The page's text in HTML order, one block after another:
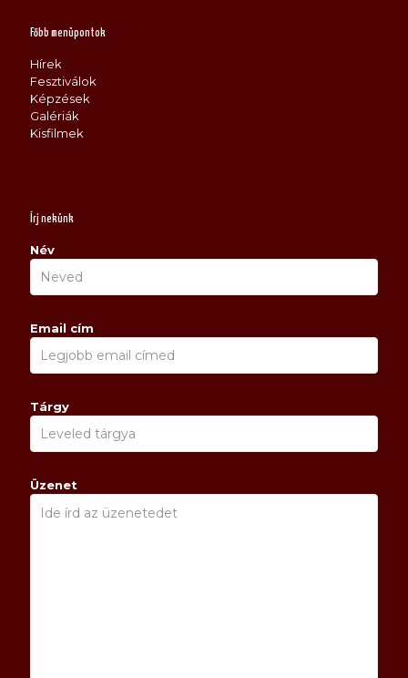
Főbb menüpontok
Hírek
Fesztiválok
Képzések
Galériák
Kisfilmek
Írj nekünk
Név
Email cím
Tárgy
Üzenet